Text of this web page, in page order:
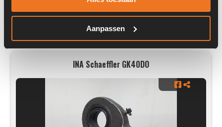
Aanpassen
INA Schaeffler GK40DO